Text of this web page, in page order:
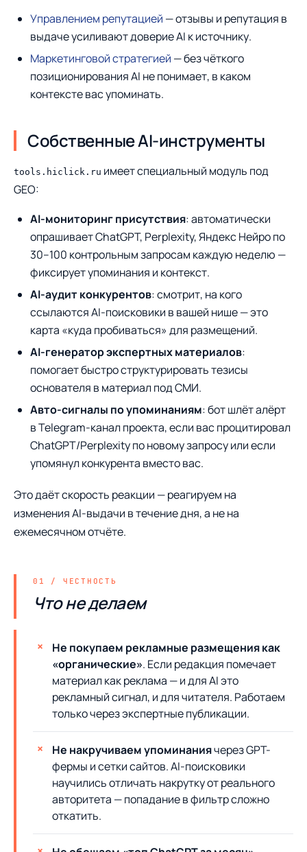
Управлением репутацией — отзывы и репутация в
выдаче усиливают доверие AI к источнику.
Маркетинговой стратегией — без чёткого
позиционирования AI не понимает, в каком
контексте вас упоминать.
Собственные AI-инструменты
tools.hiclick.ru имеет специальный модуль под
GEO:
AI-мониторинг присутствия: автоматически
опрашивает ChatGPT, Perplexity, Яндекс Нейро по
30–100 контрольным запросам каждую неделю —
фиксирует упоминания и контекст.
AI-аудит конкурентов: смотрит, на кого
ссылаются AI-поисковики в вашей нише — это
карта «куда пробиваться» для размещений.
AI-генератор экспертных материалов:
помогает быстро структурировать тезисы
основателя в материал под СМИ.
Авто-сигналы по упоминаниям: бот шлёт алёрт
в Telegram-канал проекта, если вас процитировал
ChatGPT/Perplexity по новому запросу или если
упомянул конкурента вместо вас.
Это даёт скорость реакции — реагируем на
изменения AI-выдачи в течение дня, а не на
ежемесячном отчёте.
Что не делаем
Не покупаем рекламные размещения как
«органические». Если редакция помечает
материал как реклама — и для AI это
рекламный сигнал, и для читателя. Работаем
только через экспертные публикации.
Не накручиваем упоминаниячерез GPT-
фермы и сетки сайтов. AI-поисковики
научились отличать накрутку от реального
авторитета — попадание в фильтр сложно
откатить.